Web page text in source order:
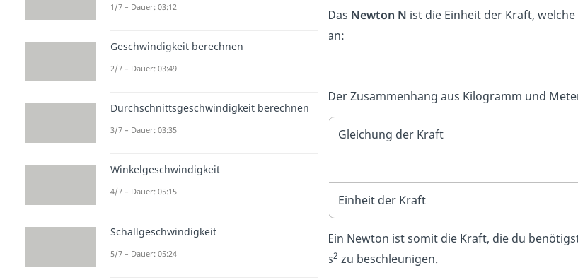
Das Newton N ist die Einheit der Kraft,
an:
Der Zusammenhang aus Kilogramm und
Gleichung der Kraft
Einheit der Kraft
Ein Newton ist somit die Kraft, die du
s2 zu beschleunigen.
1/7 – Dauer: 03:12
Geschwindigkeit berechnen
2/7 – Dauer: 03:49
Durchschnittsgeschwindigkeit berechnen
3/7 – Dauer: 03:35
Winkelgeschwindigkeit
4/7 – Dauer: 05:15
Schallgeschwindigkeit
5/7 – Dauer: 05:24